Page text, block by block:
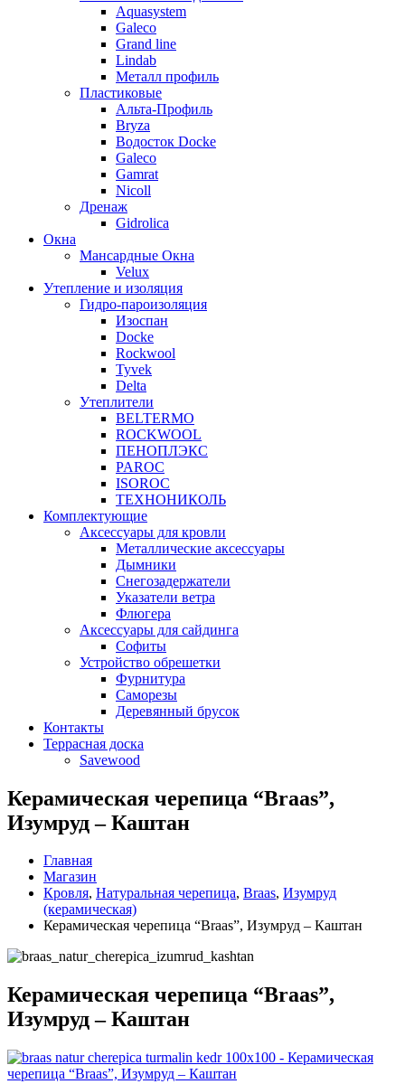
Aquasystem
Galeco
Grand line
Lindab
Металл профиль
Пластиковые
Альта-Профиль
Bryza
Водосток Docke
Galeco
Gamrat
Nicoll
Дренаж
Gidrolica
Окна
Мансардные Окна
Velux
Утепление и изоляция
Гидро-пароизоляция
Изоспан
Docke
Rockwool
Tyvek
Delta
Утеплители
BELTERMO
ROCKWOOL
ПЕНОПЛЭКС
PAROC
ISOROC
ТЕХНОНИКОЛЬ
Комплектующие
Аксессуары для кровли
Металлические аксессуары
Дымники
Снегозадержатели
Указатели ветра
Флюгера
Аксессуары для сайдинга
Софиты
Устройство обрешетки
Фурнитура
Саморезы
Деревянный брусок
Контакты
Террасная доска
Savewood
Керамическая черепица “Braas”,
Изумруд – Каштан
Главная
Магазин
Кровля, Натуральная черепица, Braas, Изумруд
(керамическая)
Керамическая черепица “Braas”, Изумруд – Каштан
Керамическая черепица “Braas”,
Изумруд – Каштан